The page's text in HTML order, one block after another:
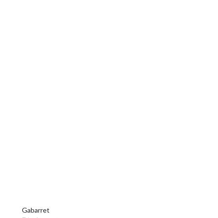
Gabarret